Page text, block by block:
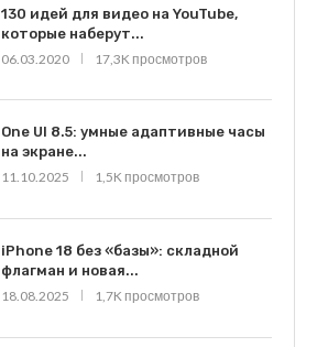
130 идей для видео на YouTube,
которые наберут...
06.03.2020
17,3K просмотров
One UI 8.5: умные адаптивные часы
на экране...
11.10.2025
1,5K просмотров
iPhone 18 без «базы»: складной
флагман и новая...
18.08.2025
1,7K просмотров